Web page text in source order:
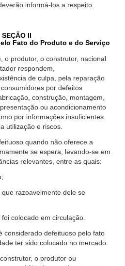
informá-los a respeito.
SEÇÃO II
Fato do Produto e do Serviço
o produtor, o construtor, nacional
respondem,
de culpa, pela reparação
por defeitos
construção, montagem,
ou acondicionamento
por informações insuficientes
utilização e riscos.
quando não oferece a
se espera, levando-se em
relevantes, entre as quais:
razoavelmente dele se
colocado em circulação.
considerado defeituoso pelo fato
ter sido colocado no mercado.
o produtor ou